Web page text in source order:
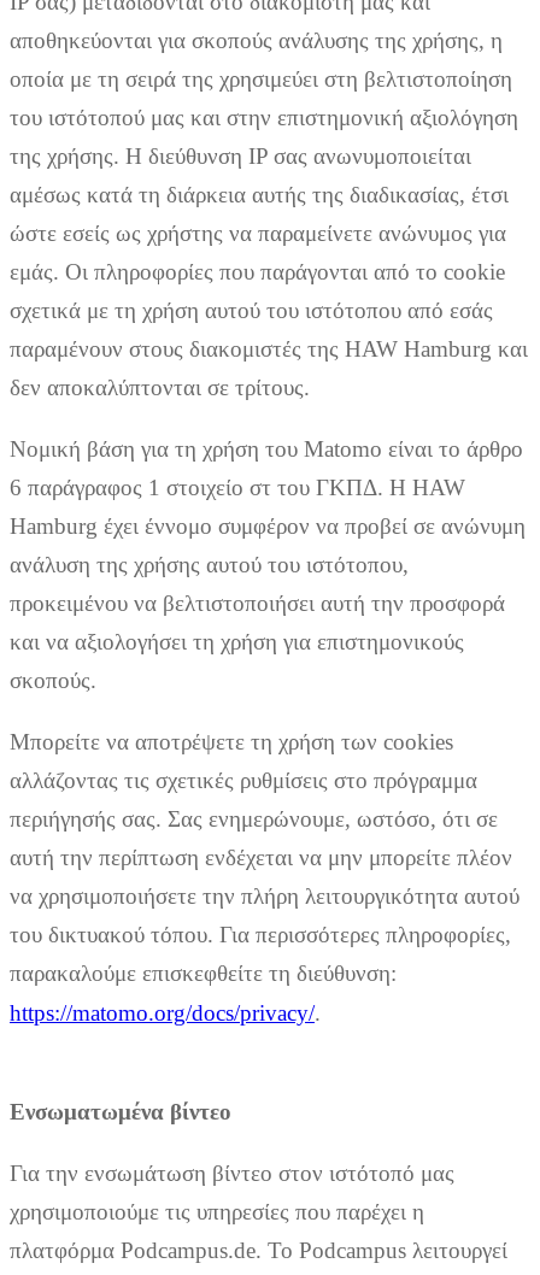
αποθηκεύονται για σκοπούς ανάλυσης της χρήσης, η
οποία με τη σειρά της χρησιμεύει στη βελτιστοποίηση
του ιστότοπού μας και στην επιστημονική αξιολόγηση
της χρήσης. Η διεύθυνση IP σας ανωνυμοποιείται
αμέσως κατά τη διάρκεια αυτής της διαδικασίας, έτσι
ώστε εσείς ως χρήστης να παραμείνετε ανώνυμος για
εμάς. Οι πληροφορίες που παράγονται από το cookie
σχετικά με τη χρήση αυτού του ιστότοπου από εσάς
παραμένουν στους διακομιστές της HAW Hamburg και
δεν αποκαλύπτονται σε τρίτους.
Νομική βάση για τη χρήση του Matomo είναι το άρθρο
6 παράγραφος 1 στοιχείο στ του ΓΚΠΔ. Η HAW
Hamburg έχει έννομο συμφέρον να προβεί σε ανώνυμη
ανάλυση της χρήσης αυτού του ιστότοπου,
προκειμένου να βελτιστοποιήσει αυτή την προσφορά
και να αξιολογήσει τη χρήση για επιστημονικούς
σκοπούς.
Μπορείτε να αποτρέψετε τη χρήση των cookies
αλλάζοντας τις σχετικές ρυθμίσεις στο πρόγραμμα
περιήγησής σας. Σας ενημερώνουμε, ωστόσο, ότι σε
αυτή την περίπτωση ενδέχεται να μην μπορείτε πλέον
να χρησιμοποιήσετε την πλήρη λειτουργικότητα αυτού
του δικτυακού τόπου. Για περισσότερες πληροφορίες,
παρακαλούμε επισκεφθείτε τη διεύθυνση:
https://matomo.org/docs/privacy/.
Ενσωματωμένα βίντεο
Για την ενσωμάτωση βίντεο στον ιστότοπό μας
χρησιμοποιούμε τις υπηρεσίες που παρέχει η
πλατφόρμα Podcampus.de. Το Podcampus λειτουργεί